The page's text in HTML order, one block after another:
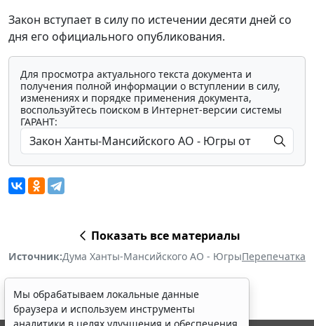
Закон вступает в силу по истечении десяти дней со
дня его официального опубликования.
Для просмотра актуального текста документа и
получения полной информации о вступлении в силу,
изменениях и порядке применения документа,
воспользуйтесь поиском в Интернет-версии системы
ГАРАНТ:
Показать все материалы
Источник:Дума Ханты-Мансийского АО - ЮгрыПерепечатка
Мы обрабатываем локальные данные
браузера и используем инструменты